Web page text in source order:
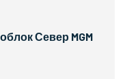
Север MGM